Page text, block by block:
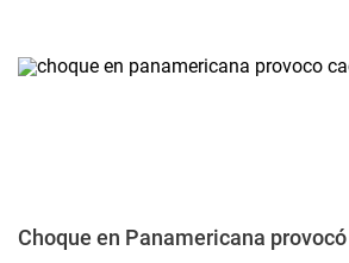
Choque en Panamericana